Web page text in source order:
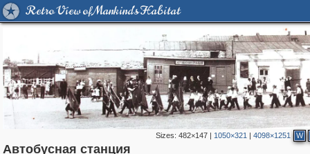
Retro View of Mankind's Habitat
Sizes: 482×147| 1050×321 | 4098×1251 W
Автобусная станция
1,406,275 29,243
96,319 1,691